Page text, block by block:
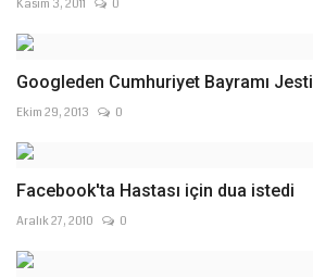
Kasım 3, 2011 0
Googleden Cumhuriyet Bayramı Jesti
Ekim 29, 2013 0
Facebook'ta Hastası için dua istedi
Aralık 27, 2010 0